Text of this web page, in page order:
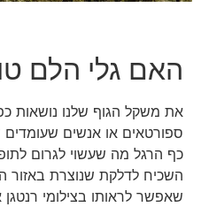
האם גלי הלם
את משקל הגוף שלנו נושאות
ספורטאים או אנשים
כף הרגל מה שעשוי לגרום
השכיח לדלקת שנוצרת באזור
שאפשר לראותו בצילומי